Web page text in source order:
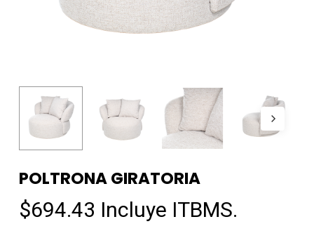
POLTRONA GIRATORIA
$694.43 Incluye ITBMS.